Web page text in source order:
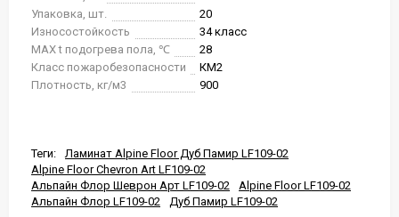
Упаковка, шт.
20
Износостойкость
34 класс
MAX t подогрева пола, ℃
28
Класс пожаробезопасности
КМ2
Плотность, кг/м3
900
Теги:
Ламинат Alpine Floor Дуб Памир LF109-02
Alpine Floor Chevron Art LF109-02
Альпайн Флор Шеврон Арт LF109-02
Alpine Floor LF109-02
Альпайн Флор LF109-02
Дуб Памир LF109-02